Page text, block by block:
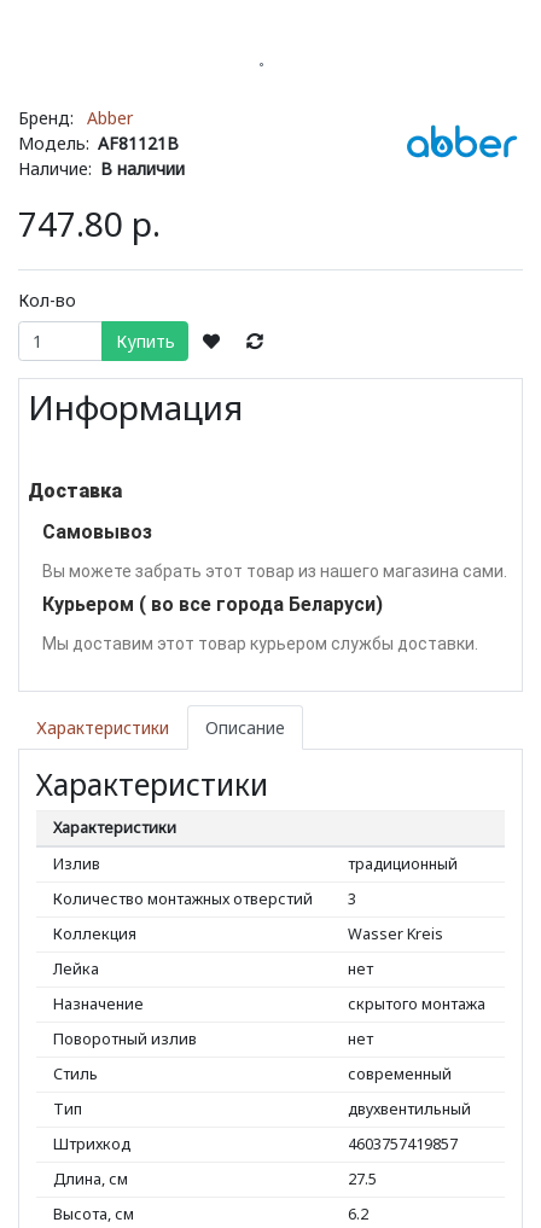
Бренд:
Abber
Модель: AF81121B
Наличие: В наличии
747.80 р.
Кол-во
Купить
Информация
Доставка
Самовывоз
Вы можете забрать этот товар из нашего магазина сами.
Курьером ( во все города Беларуси)
Мы доставим этот товар курьером службы доставки.
Характеристики Описание
Характеристики
Характеристики
Излив
традиционный
Количество монтажных отверстий
3
Коллекция
Wasser Kreis
Лейка
нет
Назначение
скрытого монтажа
Поворотный излив
нет
Стиль
современный
Тип
двухвентильный
Штрихкод
4603757419857
Длина, см
27.5
Высота, см
6.2